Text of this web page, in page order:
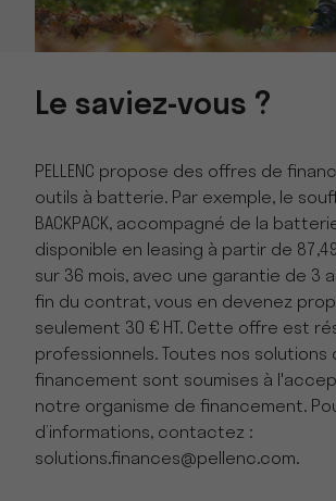
Le saviez-vous ?
PELLENC propose des offres de
outils à batterie. Par exemple, le
BACKPACK, accompagné de la
disponible en leasing à partir de
sur 36 mois, avec une garantie de 3
fin du contrat, vous en devenez
seulement 30 € HT. Cette offre est
professionnels. Toutes nos solutions
financement sont soumises à
notre organisme de financement.
d’informations, contactez :
solutions.finances@pellenc.com.